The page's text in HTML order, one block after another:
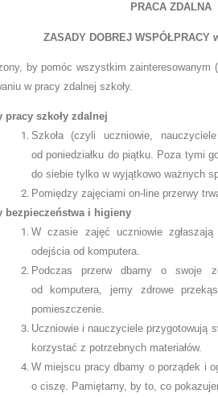
PRACA ZDALNA
ZASADY DOBREJ WSPÓŁPRACY
by pomóc wszystkim
w pracy zdalnej szkoły.
pracy szkoły zdalnej
Szkoła (czyli uczniowie,
od poniedziałku do piątku. Poza tymi
do siebie tylko w wyjątkowo ważnych
Pomiędzy zajęciami on-line przerwy
bezpieczeństwa i higieny
W czasie zajęć uczniowie
odejścia od komputera.
Podczas przerw dbamy o swoje
od komputera, jemy zdrowe
pomieszczenie.
Uczniowie i nauczyciele przygotowują
korzystać z potrzebnych materiałów.
W miejscu pracy dbamy o porządek i
o ciszę. Pamiętamy, by to, co